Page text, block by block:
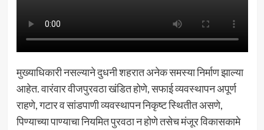
मुख्याधिकारी नसल्याने दुधनी शहरात अनेक समस्या निर्माण झाल्या
आहेत. वारंवार वीजपुरवठा खंडित होणे, सफाई व्यवस्थापन अपूर्ण
राहणे, गटार व सांडपाणी व्यवस्थापन निकृष्ट स्थितीत असणे,
पिण्याच्या पाण्याचा नियमित पुरवठा न होणे तसेच मंजूर विकासकामे